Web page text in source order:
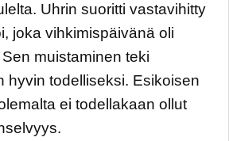
Uhrin suoritti vastavihitty
joka vihkimispäivänä oli
muistaminen teki
hyvin todelliseksi. Esikoisen
ei todellakaan ollut